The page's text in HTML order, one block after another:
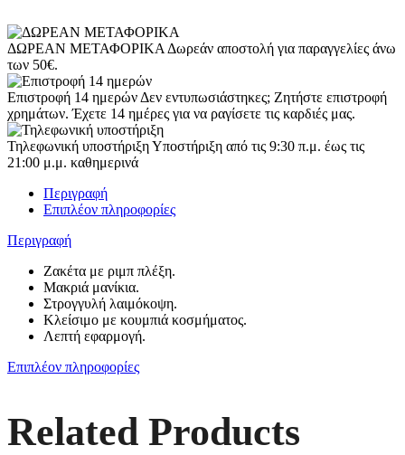
ΔΩΡΕΑΝ ΜΕΤΑΦΟΡΙΚΑ Δωρεάν αποστολή για παραγγελίες άνω
των 50€.
Επιστροφή 14 ημερών Δεν εντυπωσιάστηκες; Ζητήστε επιστροφή
χρημάτων. Έχετε 14 ημέρες για να ραγίσετε τις καρδιές μας.
Τηλεφωνική υποστήριξηΥποστήριξη από τις 9:30 π.μ. έως τις
21:00 μ.μ. καθημερινά
Περιγραφή
Επιπλέον πληροφορίες
Περιγραφή
Ζακέτα με ριμπ πλέξη.
Μακριά μανίκια.
Στρογγυλή λαιμόκοψη.
Κλείσιμο με κουμπιά κοσμήματος.
Λεπτή εφαρμογή.
Επιπλέον πληροφορίες
Related Products